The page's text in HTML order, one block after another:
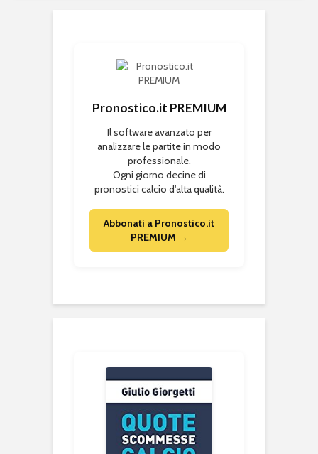
Pronostico.it PREMIUM
Il software avanzato per
analizzare le partite in modo
professionale.
Ogni giorno decine di
pronostici calcio d'alta qualità.
Abbonati a Pronostico.it
PREMIUM →